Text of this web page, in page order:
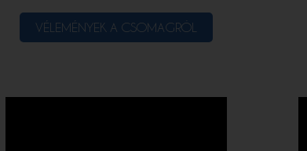
VÉLEMÉNYEK A CSOMAGRÓL